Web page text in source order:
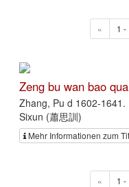
« 1 -
Zeng bu wan bao
Zhang, Pu d 1602-
Sixun (蕭思訓)
Mehr Informationen zum
« 1 -